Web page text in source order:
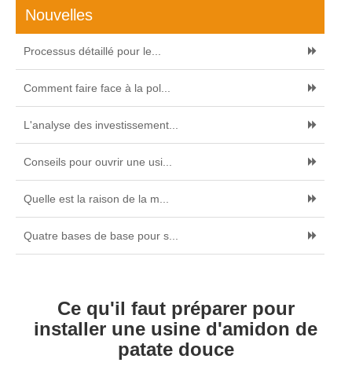
Nouvelles
Processus détaillé pour le...
Comment faire face à la pol...
L'analyse des investissement...
Conseils pour ouvrir une usi...
Quelle est la raison de la m...
Quatre bases de base pour s...
Ce qu'il faut préparer pour
installer une usine d'amidon de
patate douce